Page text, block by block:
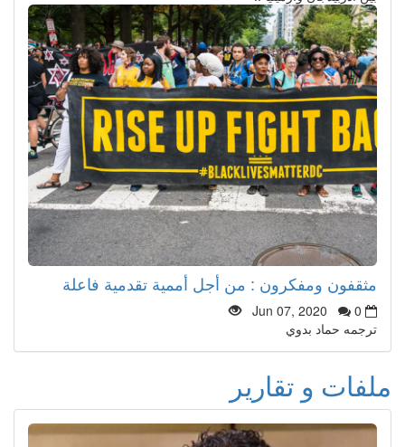
مثقفون ومفكرون : من أجل أممية تقدمية فاعلة
Jun 07, 2020
0
ترجمه حماد بدوي
ملفات و تقارير